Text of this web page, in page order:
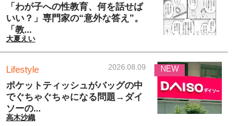
「わが子への性教育、何を話せば
いい？」専門家の“意外な答え”。
「教...
大夏えい
Lifestyle 2026.08.09
ポケットティッシュがバッグの中
でぐちゃぐちゃになる問題→ダイ
ソーの...
高木沙織
NEW